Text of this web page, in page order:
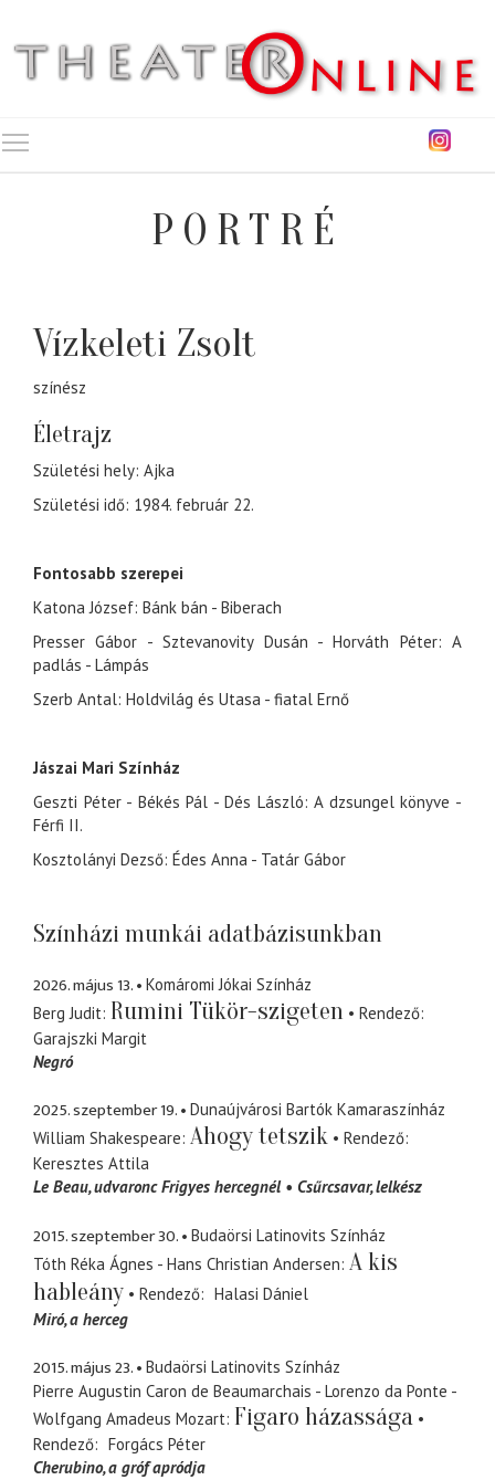
PORTRÉ
Vízkeleti Zsolt
színész
Életrajz
Születési hely: Ajka
Születési idő: 1984. február 22.
Fontosabb szerepei
Katona József: Bánk bán - Biberach
Presser Gábor - Sztevanovity Dusán - Horváth Péter: A
padlás - Lámpás
Szerb Antal: Holdvilág és Utasa - fiatal Ernő
Jászai Mari Színház
Geszti Péter - Békés Pál - Dés László: A dzsungel könyve -
Férfi II.
Kosztolányi Dezső: Édes Anna - Tatár Gábor
Színházi munkái adatbázisunkban
2026. május 13.
Komáromi Jókai Színház
Berg Judit Rumini Tükör-szigeten
Rendező
Garajszki Margit
Negró
2025. szeptember 19.
Dunaújvárosi Bartók Kamaraszínház
William Shakespeare Ahogy tetszik
Rendező
Keresztes Attila
Le Beau udvaronc Frigyes hercegnél Csűrcsavar lelkész
2015. szeptember 30.
Budaörsi Latinovits Színház
Tóth Réka Ágnes - Hans Christian Andersen A kis
hableány
Rendező
Halasi Dániel
Miró a herceg
2015. május 23.
Budaörsi Latinovits Színház
Pierre Augustin Caron de Beaumarchais - Lorenzo da Ponte -
Wolfgang Amadeus Mozart Figaro házassága
Rendező
Forgács Péter
Cherubino a gróf apródja